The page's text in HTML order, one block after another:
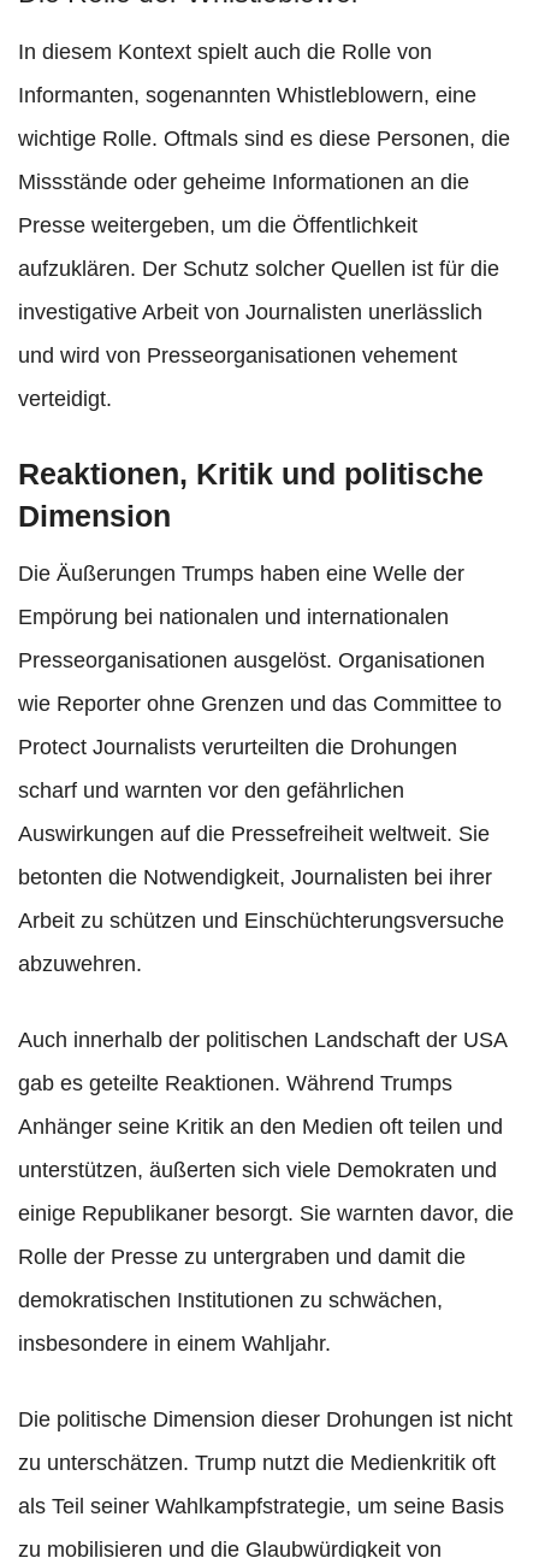
In diesem Kontext spielt auch die Rolle von
Informanten, sogenannten Whistleblowern, eine
wichtige Rolle. Oftmals sind es diese Personen, die
Missstände oder geheime Informationen an die
Presse weitergeben, um die Öffentlichkeit
aufzuklären. Der Schutz solcher Quellen ist für die
investigative Arbeit von Journalisten unerlässlich
und wird von Presseorganisationen vehement
verteidigt.
Reaktionen, Kritik und politische
Dimension
Die Äußerungen Trumps haben eine Welle der
Empörung bei nationalen und internationalen
Presseorganisationen ausgelöst. Organisationen
wie Reporter ohne Grenzen und das Committee to
Protect Journalists verurteilten die Drohungen
scharf und warnten vor den gefährlichen
Auswirkungen auf die Pressefreiheit weltweit. Sie
betonten die Notwendigkeit, Journalisten bei ihrer
Arbeit zu schützen und Einschüchterungsversuche
abzuwehren.
Auch innerhalb der politischen Landschaft der USA
gab es geteilte Reaktionen. Während Trumps
Anhänger seine Kritik an den Medien oft teilen und
unterstützen, äußerten sich viele Demokraten und
einige Republikaner besorgt. Sie warnten davor, die
Rolle der Presse zu untergraben und damit die
demokratischen Institutionen zu schwächen,
insbesondere in einem Wahljahr.
Die politische Dimension dieser Drohungen ist nicht
zu unterschätzen. Trump nutzt die Medienkritik oft
als Teil seiner Wahlkampfstrategie, um seine Basis
zu mobilisieren und die Glaubwürdigkeit von